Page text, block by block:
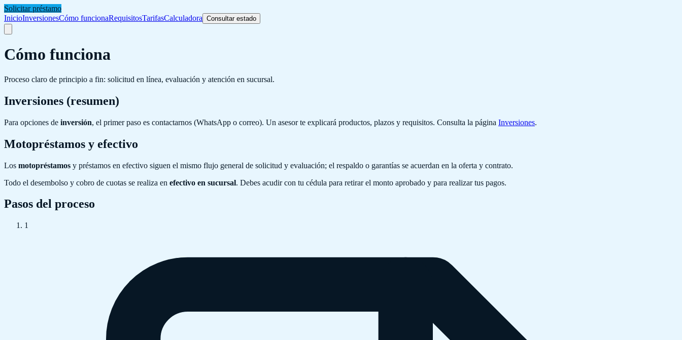
Solicitar préstamo
InicioInversionesCómo funcionaRequisitosTarifasCalculadora Consultar estado
Cómo funciona
Proceso claro de principio a fin: solicitud en línea, evaluación y atención en sucursal.
Inversiones (resumen)
Para opciones de inversión, el primer paso es contactarnos (WhatsApp o correo). Un asesor te explicará productos, plazos y requisitos. Consulta la página Inversiones.
Motopréstamos y efectivo
Los motopréstamos y préstamos en efectivo siguen el mismo flujo general de solicitud y evaluación; el respaldo o garantías se acuerdan en la oferta y contrato.
Todo el desembolso y cobro de cuotas se realiza en efectivo en sucursal. Debes acudir con tu cédula para retirar el monto aprobado y para realizar tus pagos.
Pasos del proceso
1